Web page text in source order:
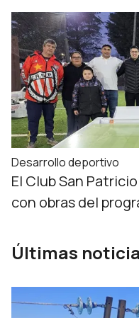
Desarrollo deportivo
El Club San
con obras del
Últimas